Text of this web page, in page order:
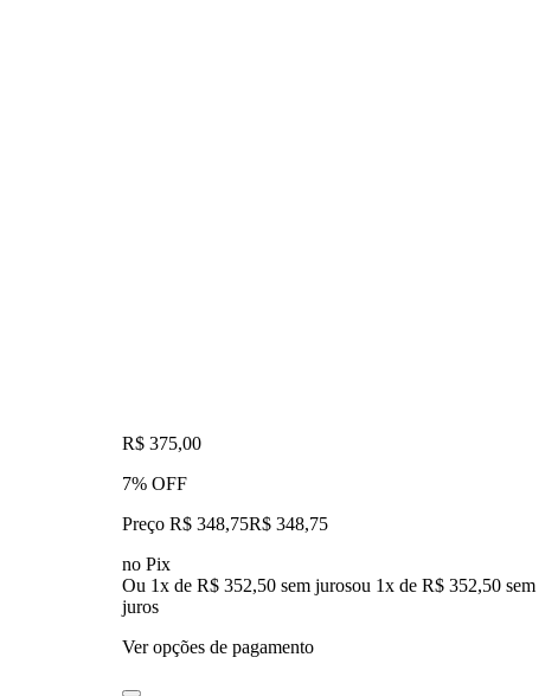
R$ 375,00
7% OFF
Preço R$ 348,75R$ 348,75
no Pix
Ou 1x de R$ 352,50 sem jurosou 1x de R$ 352,50 sem
juros
Ver opções de pagamento